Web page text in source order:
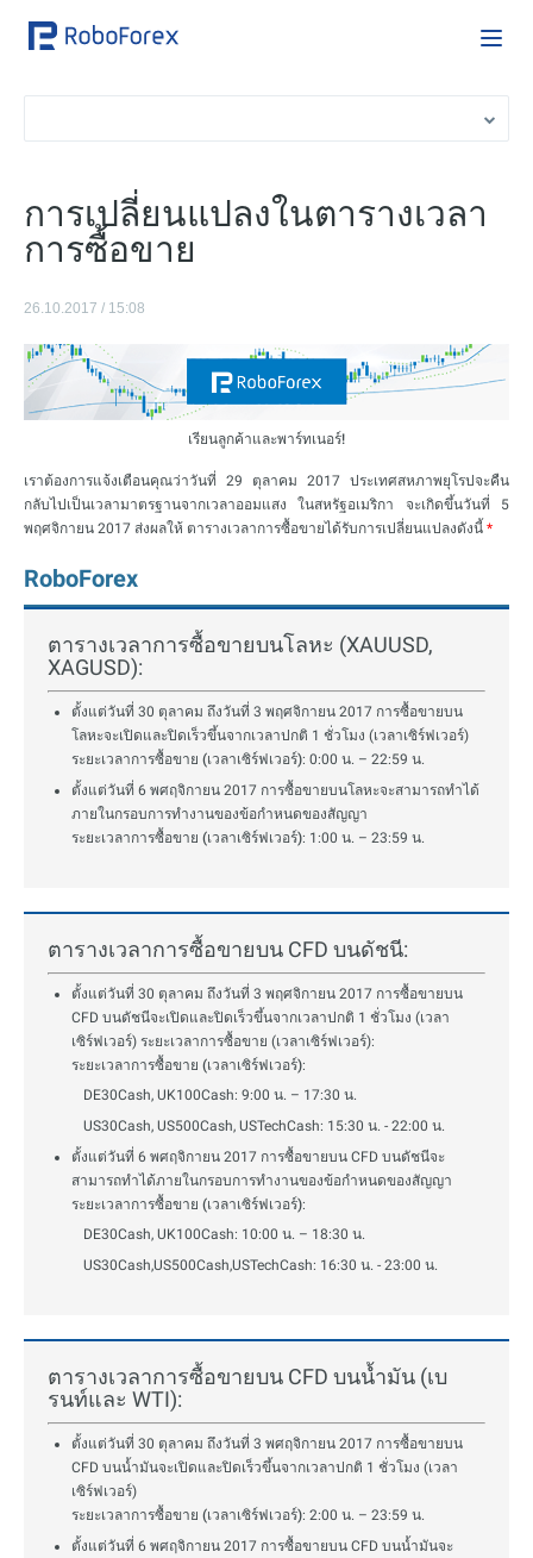
การเปลี่ยนแปลงในตารางเวลา
การซื้อขาย
26.10.2017 / 15:08
เรียนลูกค้าและพาร์ทเนอร์!
เราต้องการแจ้งเตือนคุณว่าวันที่ 29 ตุลาคม 2017 ประเทศสหภาพยุโรปจะคืน
กลับไปเป็นเวลามาตรฐานจากเวลาออมแสง ในสหรัฐอเมริกา จะเกิดขึ้นวันที่ 5
พฤศจิกายน 2017 ส่งผลให้ ตารางเวลาการซื้อขายได้รับการเปลี่ยนแปลงดังนี้ *
RoboForex
ตารางเวลาการซื้อขายบนโลหะ (XAUUSD,
XAGUSD):
ตั้งแต่วันที่ 30 ตุลาคม ถึงวันที่ 3 พฤศจิกายน 2017 การซื้อขายบน
โลหะจะเปิดและปิดเร็วขึ้นจากเวลาปกติ 1 ชั่วโมง (เวลาเซิร์ฟเวอร์)
ระยะเวลาการซื้อขาย (เวลาเซิร์ฟเวอร์): 0:00 น. – 22:59 น.
ตั้งแต่วันที่ 6 พศฤจิกายน 2017 การซื้อขายบนโลหะจะสามารถทำได้
ภายในกรอบการทำงานของข้อกำหนดของสัญญา
ระยะเวลาการซื้อขาย (เวลาเซิร์ฟเวอร์): 1:00 น. – 23:59 น.
ตารางเวลาการซื้อขายบน CFD บนดัชนี:
ตั้งแต่วันที่ 30 ตุลาคม ถึงวันที่ 3 พฤศจิกายน 2017 การซื้อขายบน
CFD บนดัชนีจะเปิดและปิดเร็วขึ้นจากเวลาปกติ 1 ชั่วโมง (เวลา
เซิร์ฟเวอร์) ระยะเวลาการซื้อขาย (เวลาเซิร์ฟเวอร์):
ระยะเวลาการซื้อขาย (เวลาเซิร์ฟเวอร์):
DE30Cash, UK100Cash: 9:00 น. – 17:30 น.
US30Cash, US500Cash, USTechCash: 15:30 น. - 22:00 น.
ตั้งแต่วันที่ 6 พศฤจิกายน 2017 การซื้อขายบน CFD บนดัชนีจะ
สามารถทำได้ภายในกรอบการทำงานของข้อกำหนดของสัญญา
ระยะเวลาการซื้อขาย (เวลาเซิร์ฟเวอร์):
DE30Cash, UK100Cash: 10:00 น. – 18:30 น.
US30Cash,US500Cash,USTechCash: 16:30 น. - 23:00 น.
ตารางเวลาการซื้อขายบน CFD บนน้ำมัน (เบ
รนท์และ WTI):
ตั้งแต่วันที่ 30 ตุลาคม ถึงวันที่ 3 พศฤจิกายน 2017 การซื้อขายบน
CFD บนน้ำมันจะเปิดและปิดเร็วขึ้นจากเวลาปกติ 1 ชั่วโมง (เวลา
เซิร์ฟเวอร์)
ระยะเวลาการซื้อขาย (เวลาเซิร์ฟเวอร์): 2:00 น. – 23:59 น.
ตั้งแต่วันที่ 6 พศฤจิกายน 2017 การซื้อขายบน CFD บนน้ำมันจะ